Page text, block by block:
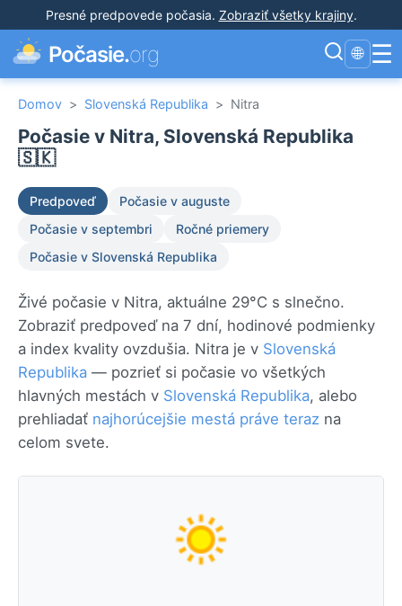
Presné predpovede počasia. Zobraziť všetky krajiny.
Počasie.org 🌐 ☰
Domov > Slovenská Republika > Nitra
Počasie v Nitra, Slovenská Republika
🇸🇰
Predpoveď
Počasie v auguste
Počasie v septembri
Ročné priemery
Počasie v Slovenská Republika
Živé počasie v Nitra, aktuálne 29°C s slnečno.
Zobraziť predpoveď na 7 dní, hodinové podmienky
a index kvality ovzdušia. Nitra je v Slovenská
Republika — pozrieť si počasie vo všetkých
hlavných mestách v Slovenská Republika, alebo
prehliadať najhorúcejšie mestá práve teraz na
celom svete.